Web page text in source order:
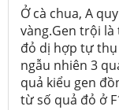
Ở cà chua, A
vàng.Gen trội
đỏ dị hợp tự thụ
ngẫu nhiên 3
quả kiểu gen
từ số quả đỏ ở